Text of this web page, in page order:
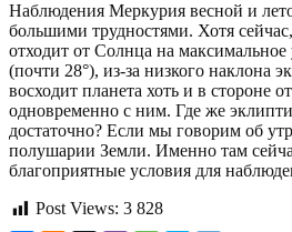
Наблюдения Меркурия весной и
большими трудностями. Хотя
отходит от Солнца на максимальное
(почти 28°), из-за низкого наклона
восходит планета хоть и в стороне
одновременно с ним. Где же
достаточно? Если мы говорим об
полушарии Земли. Именно там
благоприятные условия для
Post Views: 3 828